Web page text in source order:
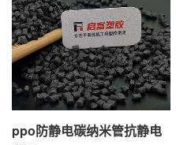
ppo防静电碳纳米管抗静电